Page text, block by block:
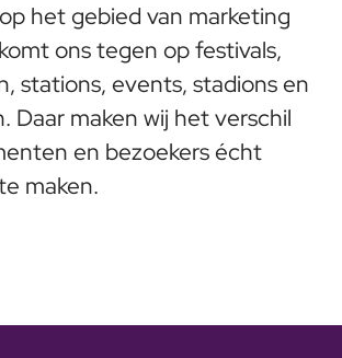
het gebied van marketing
ons tegen op festivals,
stations, events, stadions en
Daar maken wij het verschil
en bezoekers écht
maken.